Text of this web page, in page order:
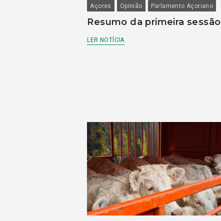
Açores Opinião Parlamento Açoriano
Resumo da primeira sessão
LER NOTÍCIA